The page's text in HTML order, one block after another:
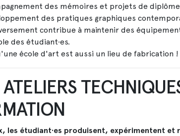
des mémoires et projets de diplôme
des pratiques graphiques
contribue à maintenir des
des étudiant·es.
école d'art est aussi un lieu de fabrication !
ATELIERS
les étudiant·es produisent, expérimentent et